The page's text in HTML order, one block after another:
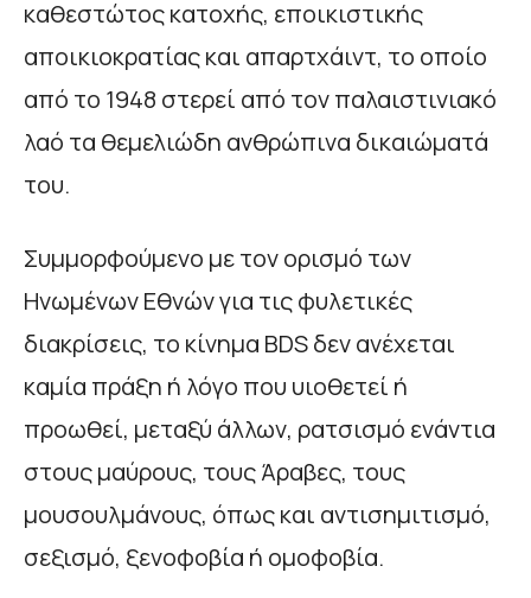
καθεστώτος κατοχής, εποικιστικής
αποικιοκρατίας και απαρτχάιντ, το οποίο
από το 1948 στερεί από τον παλαιστινιακό
λαό τα θεμελιώδη ανθρώπινα δικαιώματά
του.
Συμμορφούμενο με τον ορισμό των
Ηνωμένων Εθνών για τις φυλετικές
διακρίσεις, το κίνημα BDS δεν ανέχεται
καμία πράξη ή λόγο που υιοθετεί ή
προωθεί, μεταξύ άλλων, ρατσισμό ενάντια
στους μαύρους, τους Άραβες, τους
μουσουλμάνους, όπως και αντισημιτισμό,
σεξισμό, ξενοφοβία ή ομοφοβία.